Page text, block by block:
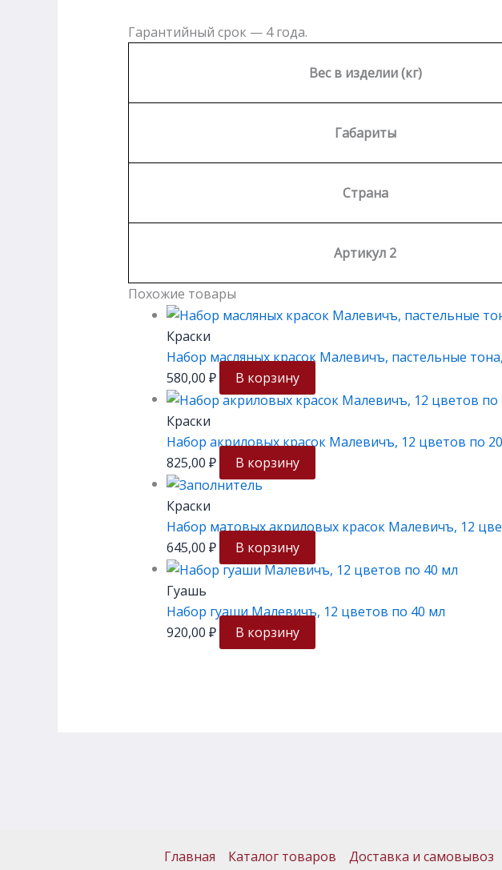
Гарантийный срок — 4 года.
Вес в изделии (кг)
Габариты
Страна
Артикул 2
Похожие товары
Краски
Набор масляных красок Малевичъ, пастельные
580,00 ₽ В корзину
Краски
Набор акриловых красок Малевичъ, 12 цветов по
825,00 ₽ В корзину
Краски
Набор матовых акриловых красок Малевичъ, 12
645,00 ₽ В корзину
Гуашь
Набор гуаши Малевичъ, 12 цветов по 40 мл
920,00 ₽ В корзину
Главная Каталог товаров Доставка и самовывоз